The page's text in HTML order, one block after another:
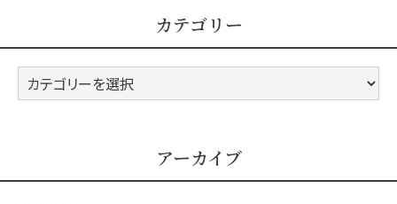
カテゴリー
カ
テ
アーカイブ